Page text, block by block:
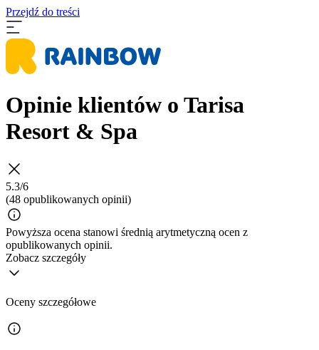
Przejdź do treści
Opinie klientów o Tarisa
Resort & Spa
5.3/6
(48 opublikowanych opinii)
Powyższa ocena stanowi średnią arytmetyczną ocen z
opublikowanych opinii.
Zobacz szczegóły
Oceny szczegółowe